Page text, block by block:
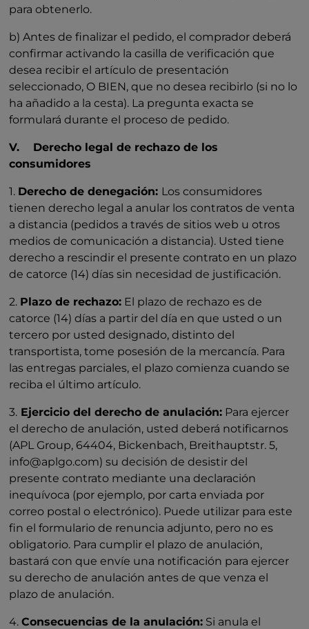
para obtenerlo.
b) Antes de finalizar el pedido, el comprador deberá
confirmar activando la casilla de verificación que
desea recibir el artículo de presentación
seleccionado, O BIEN, que no desea recibirlo (si no lo
ha añadido a la cesta). La pregunta exacta se
formulará durante el proceso de pedido.
V. Derecho legal de rechazo de los
consumidores
1. Derecho de denegación: Los consumidores
tienen derecho legal a anular los contratos de venta
a distancia (pedidos a través de sitios web u otros
medios de comunicación a distancia). Usted tiene
derecho a rescindir el presente contrato en un plazo
de catorce (14) días sin necesidad de justificación.
2. Plazo de rechazo: El plazo de rechazo es de
catorce (14) días a partir del día en que usted o un
tercero por usted designado, distinto del
transportista, tome posesión de la mercancía. Para
las entregas parciales, el plazo comienza cuando se
reciba el último artículo.
3. Ejercicio del derecho de anulación: Para ejercer
el derecho de anulación, usted deberá notificarnos
(APL Group, 64404, Bickenbach, Breithauptstr. 5,
info@aplgo.com) su decisión de desistir del
presente contrato mediante una declaración
inequívoca (por ejemplo, por carta enviada por
correo postal o electrónico). Puede utilizar para este
fin el formulario de renuncia adjunto, pero no es
obligatorio. Para cumplir el plazo de anulación,
bastará con que envíe una notificación para ejercer
su derecho de anulación antes de que venza el
plazo de anulación.
4.Consecuencias de la anulación: Si anula el